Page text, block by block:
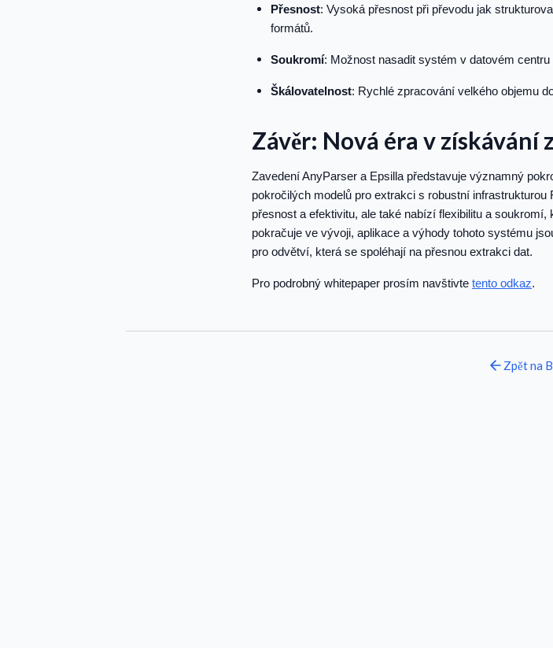
Přesnost: Vysoká přesnost při převodu jak
formátů.
Soukromí: Možnost nasadit systém v datovém
Škálovatelnost: Rychlé zpracování velkého objemu
Závěr: Nová éra v získávání
Zavedení AnyParser a Epsilla představuje významný
pokročilých modelů pro extrakci s robustní
přesnost a efektivitu, ale také nabízí flexibilitu a
pokračuje ve vývoji, aplikace a výhody tohoto systému
pro odvětví, která se spoléhají na přesnou extrakci dat.
Pro podrobný whitepaper prosím navštivte tento odkaz.
Zpět na